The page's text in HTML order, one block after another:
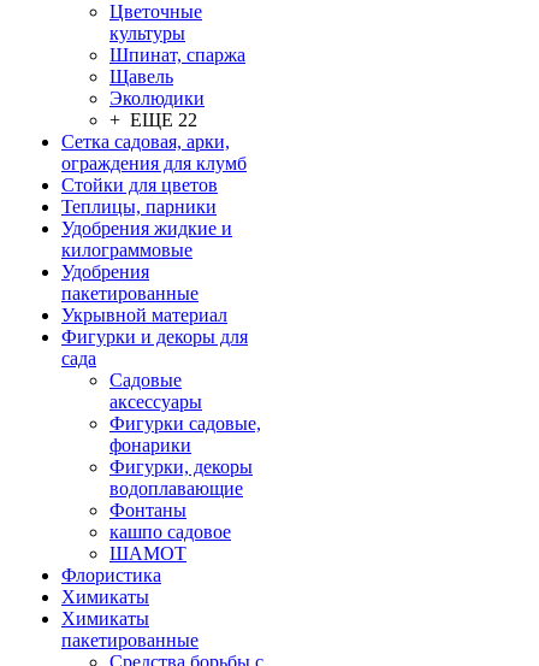
Цветочные
культуры
Шпинат, спаржа
Щавель
Эколюдики
+ ЕЩЕ 22
Сетка садовая, арки,
ограждения для клумб
Стойки для цветов
Теплицы, парники
Удобрения жидкие и
килограммовые
Удобрения
пакетированные
Укрывной материал
Фигурки и декоры для
сада
Садовые
аксессуары
Фигурки садовые,
фонарики
Фигурки, декоры
водоплавающие
Фонтаны
кашпо садовое
ШАМОТ
Флористика
Химикаты
Химикаты
пакетированные
Средства борьбы с